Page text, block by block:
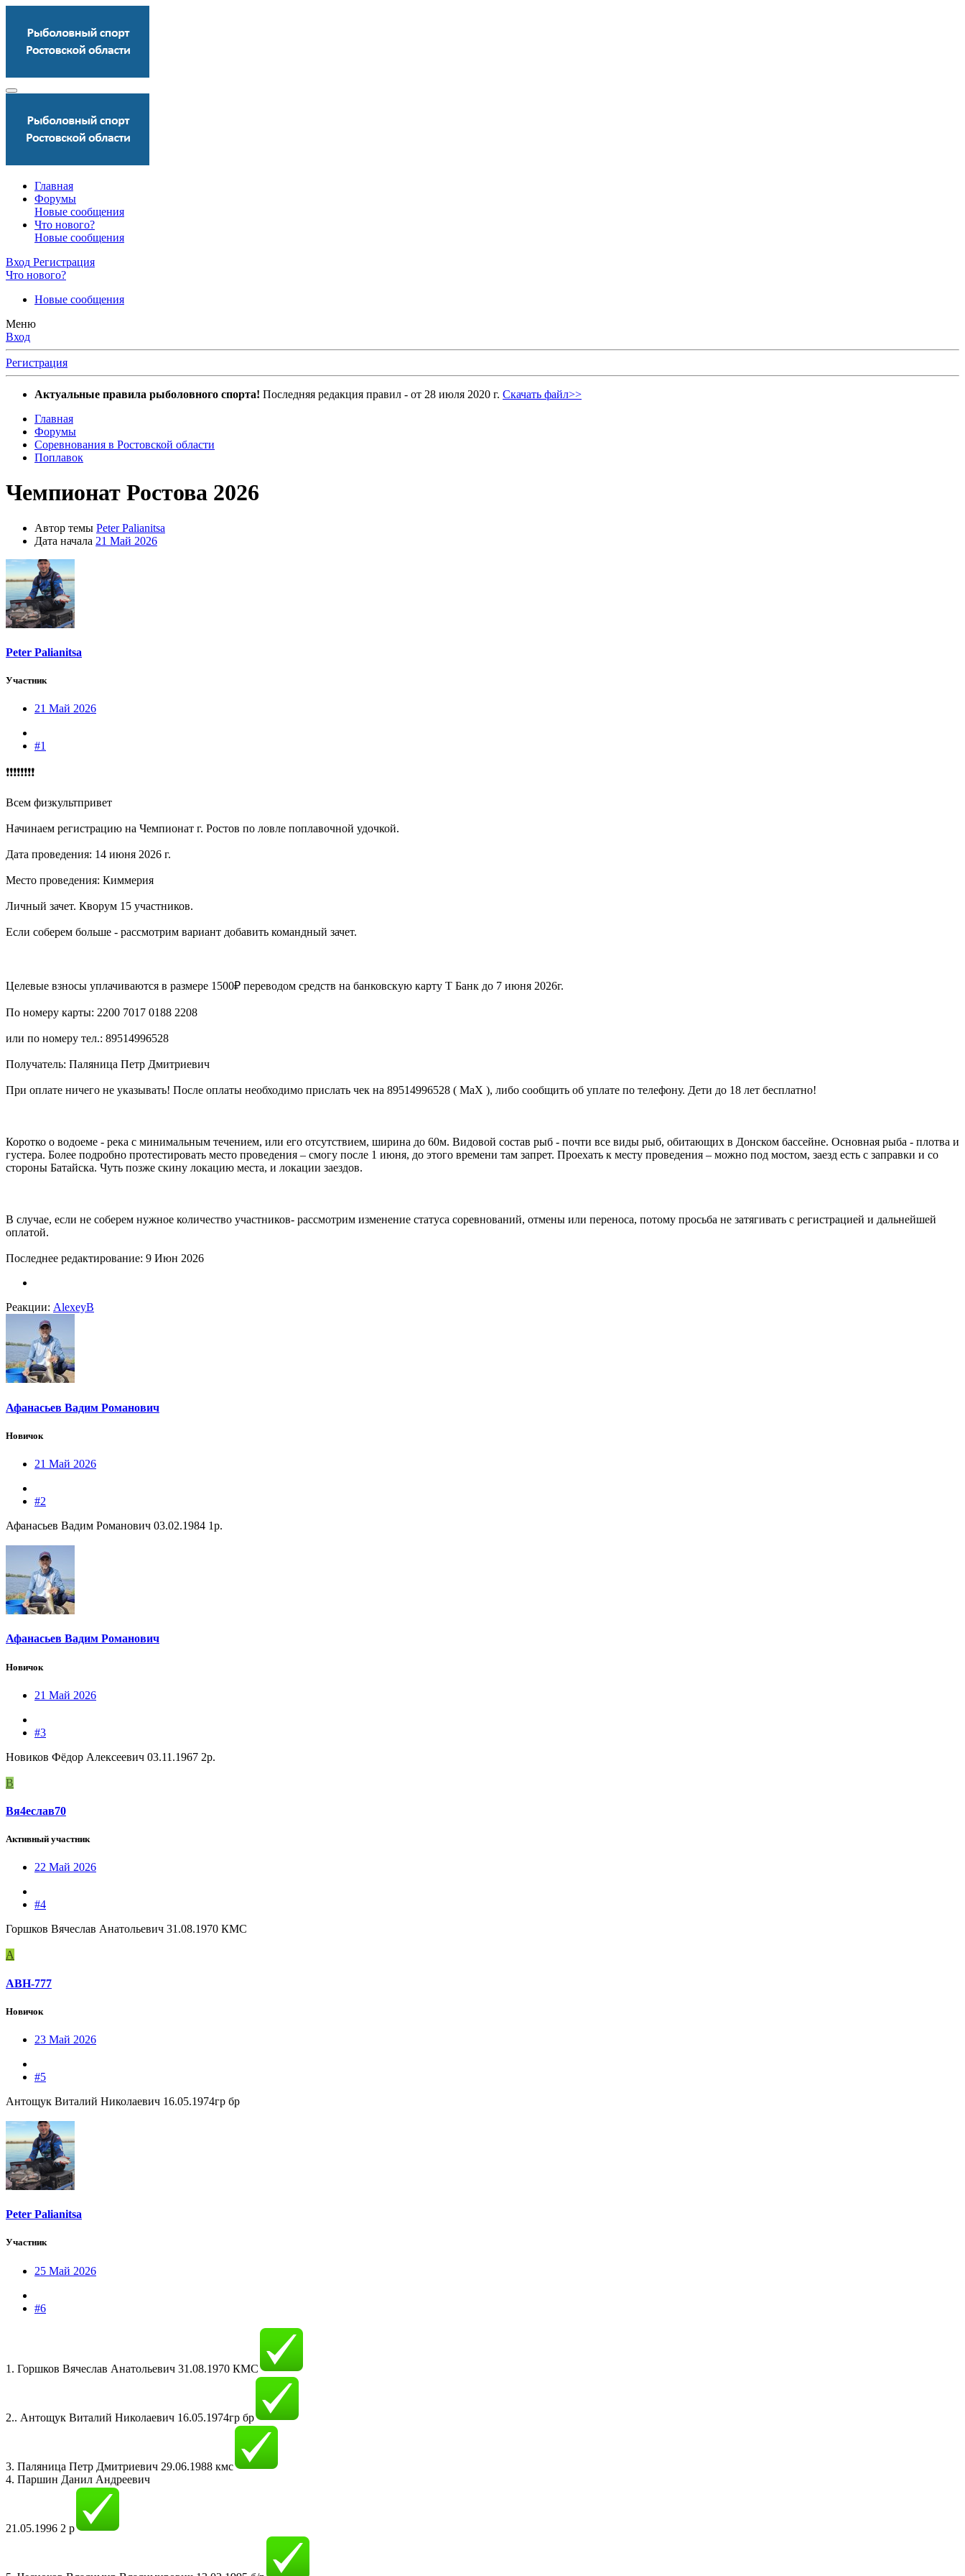
Главная
Форумы
Новые сообщения
Что нового?
Новые сообщения
Вход Регистрация
Что нового?
Новые сообщения
Меню
Вход
Регистрация
Актуальные правила рыболовного спорта! Последняя редакция правил - от 28 июля 2020 г. Скачать файл>>
Главная
Форумы
Соревнования в Ростовской области
Поплавок
Чемпионат Ростова 2026
Автор темы Peter Palianitsa
Дата начала 21 Май 2026
Peter Palianitsa
Участник
21 Май 2026
#1
❗️❗️❗️❗️❗️❗️❗️❗️
Всем физкультпривет
Начинаем регистрацию на Чемпионат г. Ростов по ловле поплавочной удочкой.
Дата проведения: 14 июня 2026 г.
Место проведения: Киммерия
Личный зачет. Кворум 15 участников.
Если соберем больше - рассмотрим вариант добавить командный зачет.
Целевые взносы уплачиваются в размере 1500₽ переводом средств на банковскую карту Т Банк до 7 июня 2026г.
По номеру карты: 2200 7017 0188 2208
или по номеру тел.: 89514996528
Получатель: Паляница Петр Дмитриевич
При оплате ничего не указывать! После оплаты необходимо прислать чек на 89514996528 ( МаХ ), либо сообщить об уплате по телефону. Дети до 18 лет бесплатно!
Коротко о водоеме - река с минимальным течением, или его отсутствием, ширина до 60м. Видовой состав рыб - почти все виды рыб, обитающих в Донском бассейне. Основная рыба - плотва и
густера. Более подробно протестировать место проведения – смогу после 1 июня, до этого времени там запрет. Проехать к месту проведения – можно под мостом, заезд есть с заправки и со
стороны Батайска. Чуть позже скину локацию места, и локации заездов.
В случае, если не соберем нужное количество участников- рассмотрим изменение статуса соревнований, отмены или переноса, потому просьба не затягивать с регистрацией и дальнейшей
оплатой.
Последнее редактирование: 9 Июн 2026
Реакции: AlexeyB
Афанасьев Вадим Романович
Новичок
21 Май 2026
#2
Афанасьев Вадим Романович 03.02.1984 1р.
Афанасьев Вадим Романович
Новичок
21 Май 2026
#3
Новиков Фёдор Алексеевич 03.11.1967 2р.
В
Вя4еслав70
Активный участник
22 Май 2026
#4
Горшков Вячеслав Анатольевич 31.08.1970 КМС
А
АВН-777
Новичок
23 Май 2026
#5
Антощук Виталий Николаевич 16.05.1974гр бр
Peter Palianitsa
Участник
25 Май 2026
#6
1. Горшков Вячеслав Анатольевич 31.08.1970 КМС
2.. Антощук Виталий Николаевич 16.05.1974гр бр
3. Паляница Петр Дмитриевич 29.06.1988 кмс
4. Паршин Данил Андреевич
21.05.1996 2 р